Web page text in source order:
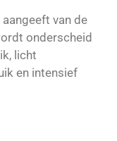
van de
onderscheid
licht
en intensief